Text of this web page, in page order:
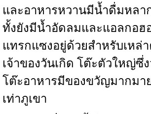
และอาหารหวานมีน้ำดื่มหลา
ทั้งยังมีน้ำอัดลมและแอลกอฮ
แทรกแซงอยู่ด้วยสำหรับเหล่
เจ้าของวันเกิด โต๊ะตัวใหญ่ซึ่
โต๊ะอาหารมีของขวัญมากมา
เท่าภูเขา